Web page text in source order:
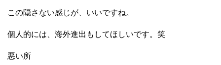
この隠さない感じが、いいですね。
個人的には、海外進出もしてほしいです。笑
悪い所